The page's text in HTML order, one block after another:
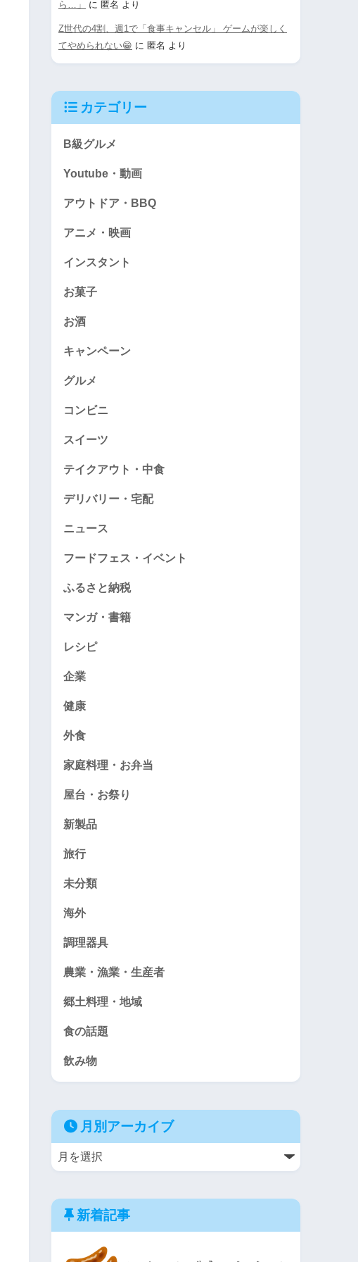
ら…」
に 匿名 より
Z世代の4割、週1で「食事キャンセル」 ゲームが楽しく
てやめられない😁 に 匿名 より
カテゴリー
B級グルメ
Youtube・動画
アウトドア・BBQ
アニメ・映画
インスタント
お菓子
お酒
キャンペーン
グルメ
コンビニ
スイーツ
テイクアウト・中食
デリバリー・宅配
ニュース
フードフェス・イベント
ふるさと納税
マンガ・書籍
レシピ
企業
健康
外食
家庭料理・お弁当
屋台・お祭り
新製品
旅行
未分類
海外
調理器具
農業・漁業・生産者
郷土料理・地域
食の話題
飲み物
月別アーカイブ
新着記事